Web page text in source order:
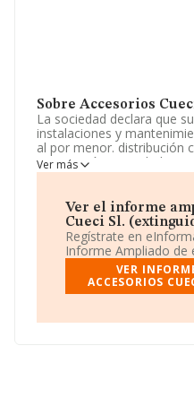
Sobre Accesorios
La sociedad declara que
instalaciones y
al por menor. distribución
exportación. actividades
manufactureras y textiles.
Limitada. Su CNAE
'Intermediarios del
compañía no tiene
Ha contado con el
teniendo en cuenta la
INFORMA, ha dispuesto
Ver más
Ver el informe
Cueci Sl.
Regístrate en
Informe Ampliado de
VER
ACCESORIOS